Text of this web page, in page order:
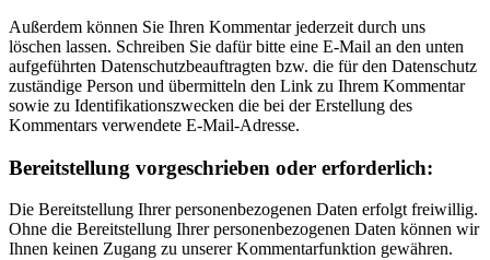
Außerdem können Sie Ihren Kommentar jederzeit durch uns
löschen lassen. Schreiben Sie dafür bitte eine E-Mail an den unten
aufgeführten Datenschutzbeauftragten bzw. die für den Datenschutz
zuständige Person und übermitteln den Link zu Ihrem Kommentar
sowie zu Identifikationszwecken die bei der Erstellung des
Kommentars verwendete E-Mail-Adresse.
Bereitstellung vorgeschrieben oder erforderlich:
Die Bereitstellung Ihrer personenbezogenen Daten erfolgt freiwillig.
Ohne die Bereitstellung Ihrer personenbezogenen Daten können wir
Ihnen keinen Zugang zu unserer Kommentarfunktion gewähren.